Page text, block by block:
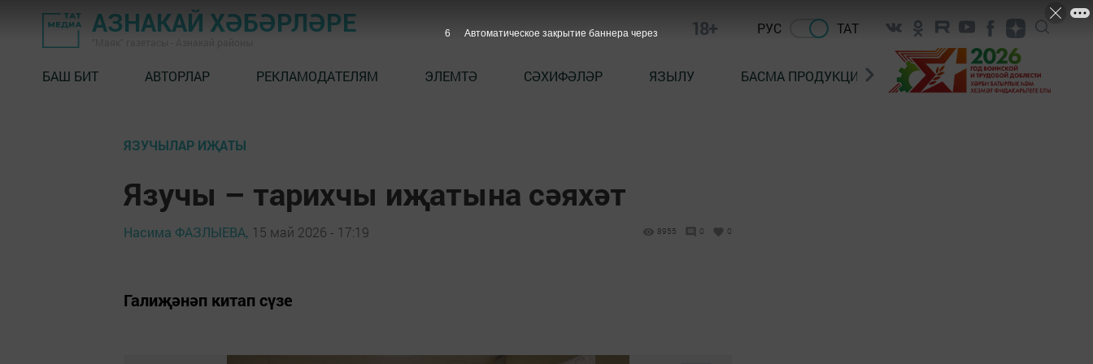
АЗНАКАЙ ХӘБӘРЛӘРЕ 18+ РУС ТАТ
БАШ БИТ АВТОРЛАР РЕКЛАМОДАТЕЛЯМ ЭЛЕМТӘ СӘХИФӘЛӘР ЯЗЫЛУ БАСМА ПРОДУКЦИЯ САТУ «ГӨЛСТАН»
ЯЗУЧЫЛАР ИҖАТЫ
Язучы – тарихчы иҗатына сәяхәт
Насима ФАЗЛЫЕВА, 15 май 2026 - 17:19 8955 0 0
Галиҗәнәп китап сүзе
5 Автоматическое закрытие баннера через